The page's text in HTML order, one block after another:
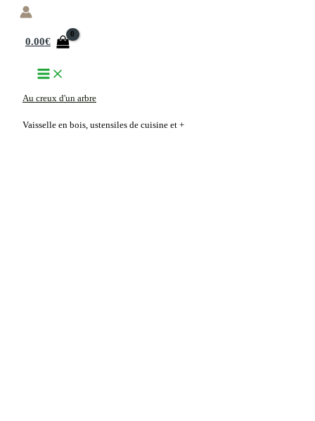
Aller
0.00€
Au creux d'un arbre
Vaisselle en bois, ustensiles de cuisine et +